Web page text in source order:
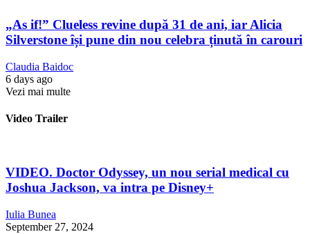
„As if!” Clueless revine după 31 de ani, iar Alicia
Silverstone își pune din nou celebra ținută în carouri
Claudia Baidoc
6 days ago
Vezi mai multe
Video Trailer
VIDEO. Doctor Odyssey, un nou serial medical cu
Joshua Jackson, va intra pe Disney+
Iulia Bunea
September 27, 2024